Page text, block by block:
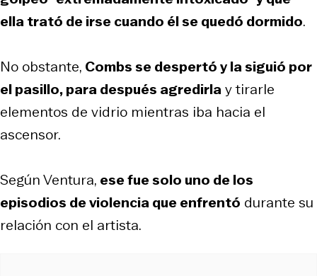
ella trató de irse cuando él se quedó dormido.
No obstante, Combs se despertó y la siguió por
el pasillo, para después agredirlay tirarle
elementos de vidrio mientras iba hacia el
ascensor.
Según Ventura, ese fue solo uno de los
episodios de violencia que enfrentó durante su
relación con el artista.